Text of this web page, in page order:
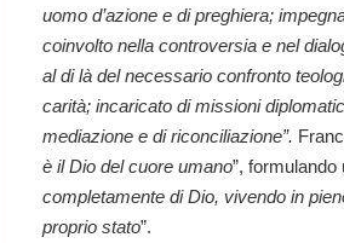
uomo d’azione e di preghiera;
coinvolto nella controversia e nel
al di là del necessario confronto
carità; incaricato di missioni
mediazione e di riconciliazione”.
è il Dio del cuore umano”, formulando
completamente di Dio, vivendo in
proprio stato”.